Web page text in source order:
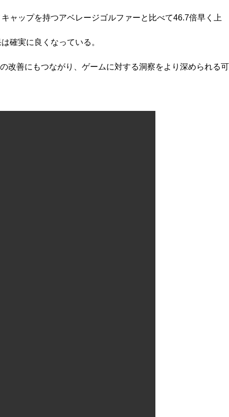
ャップを持つアベレージゴルファーと比べて46.7倍早く上
確実に良くなっている。
改善にもつながり、ゲームに対する洞察をより深められる可